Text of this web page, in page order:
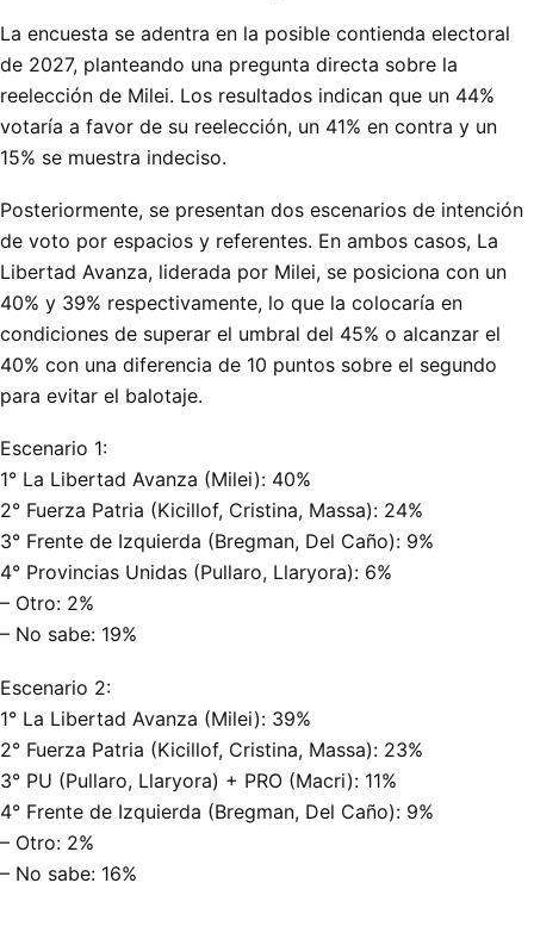
La encuesta se adentra en la posible contienda electoral
de 2027, planteando una pregunta directa sobre la
reelección de Milei. Los resultados indican que un 44%
votaría a favor de su reelección, un 41% en contra y un
15% se muestra indeciso.
Posteriormente, se presentan dos escenarios de intención
de voto por espacios y referentes. En ambos casos, La
Libertad Avanza, liderada por Milei, se posiciona con un
40% y 39% respectivamente, lo que la colocaría en
condiciones de superar el umbral del 45% o alcanzar el
40% con una diferencia de 10 puntos sobre el segundo
para evitar el balotaje.
Escenario 1:
1° La Libertad Avanza (Milei): 40%
2° Fuerza Patria (Kicillof, Cristina, Massa): 24%
3° Frente de Izquierda (Bregman, Del Caño): 9%
4° Provincias Unidas (Pullaro, Llaryora): 6%
– Otro: 2%
– No sabe: 19%
Escenario 2:
1° La Libertad Avanza (Milei): 39%
2° Fuerza Patria (Kicillof, Cristina, Massa): 23%
3° PU (Pullaro, Llaryora) + PRO (Macri): 11%
4° Frente de Izquierda (Bregman, Del Caño): 9%
– Otro: 2%
– No sabe: 16%